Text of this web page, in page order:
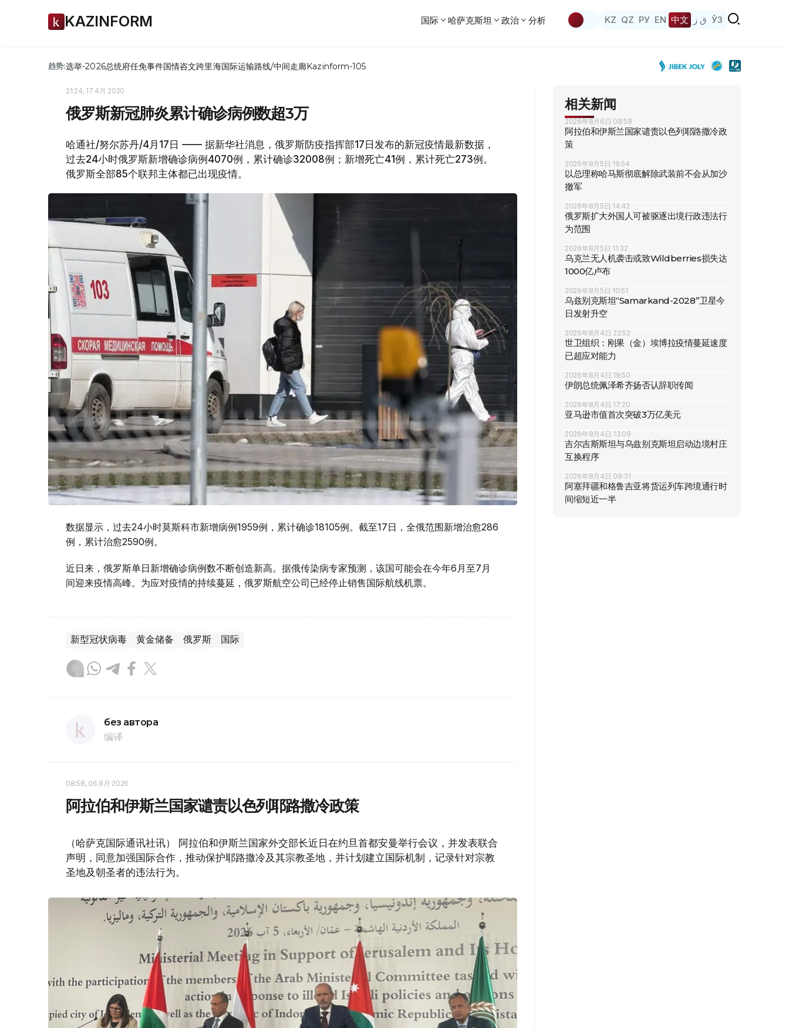
KAZINFORM 国际 哈萨克斯坦 政治 分析 KZ QZ РУ EN 中文 ق ز ЎЗ
趋势:选举-2026总统府任免事件国情咨文跨里海国际运输路线/中间走廊Kazinform-105
21:24, 17 4月 2020
俄罗斯新冠肺炎累计确诊病例数超3万
哈通社/努尔苏丹/4月17日 —— 据新华社消息，俄罗斯防疫指挥部17日发布的新冠疫情最新数据，
过去24小时俄罗斯新增确诊病例4070例，累计确诊32008例；新增死亡41例，累计死亡273例。
俄罗斯全部85个联邦主体都已出现疫情。
数据显示，过去24小时莫斯科市新增病例1959例，累计确诊18105例。截至17日，全俄范围新增治愈286
例，累计治愈2590例。
近日来，俄罗斯单日新增确诊病例数不断创造新高。据俄传染病专家预测，该国可能会在今年6月至7月
间迎来疫情高峰。为应对疫情的持续蔓延，俄罗斯航空公司已经停止销售国际航线机票。
新型冠状病毒 黄金储备 俄罗斯 国际
без автора
编译
08:58, 06 8月 2026
阿拉伯和伊斯兰国家谴责以色列耶路撒冷政策
（哈萨克国际通讯社讯） 阿拉伯和伊斯兰国家外交部长近日在约旦首都安曼举行会议，并发表联合
声明，同意加强国际合作，推动保护耶路撒冷及其宗教圣地，并计划建立国际机制，记录针对宗教
圣地及朝圣者的违法行为。
相关新闻
2026年8月6日 08:58
阿拉伯和伊斯兰国家谴责以色列耶路撒冷政
策
2026年8月5日 19:54
以总理称哈马斯彻底解除武装前不会从加沙
撤军
2026年8月5日 14:42
俄罗斯扩大外国人可被驱逐出境行政违法行
为范围
2026年8月5日 11:32
乌克兰无人机袭击或致Wildberries损失达
1000亿卢布
2026年8月5日 10:51
乌兹别克斯坦“Samarkand-2028”卫星今
日发射升空
2026年8月4日 22:52
世卫组织：刚果（金）埃博拉疫情蔓延速度
已超应对能力
2026年8月4日 19:50
伊朗总统佩泽希齐扬否认辞职传闻
2026年8月4日 17:20
亚马逊市值首次突破3万亿美元
2026年8月4日 13:09
吉尔吉斯斯坦与乌兹别克斯坦启动边境村庄
互换程序
2026年8月4日 09:31
阿塞拜疆和格鲁吉亚将货运列车跨境通行时
间缩短近一半